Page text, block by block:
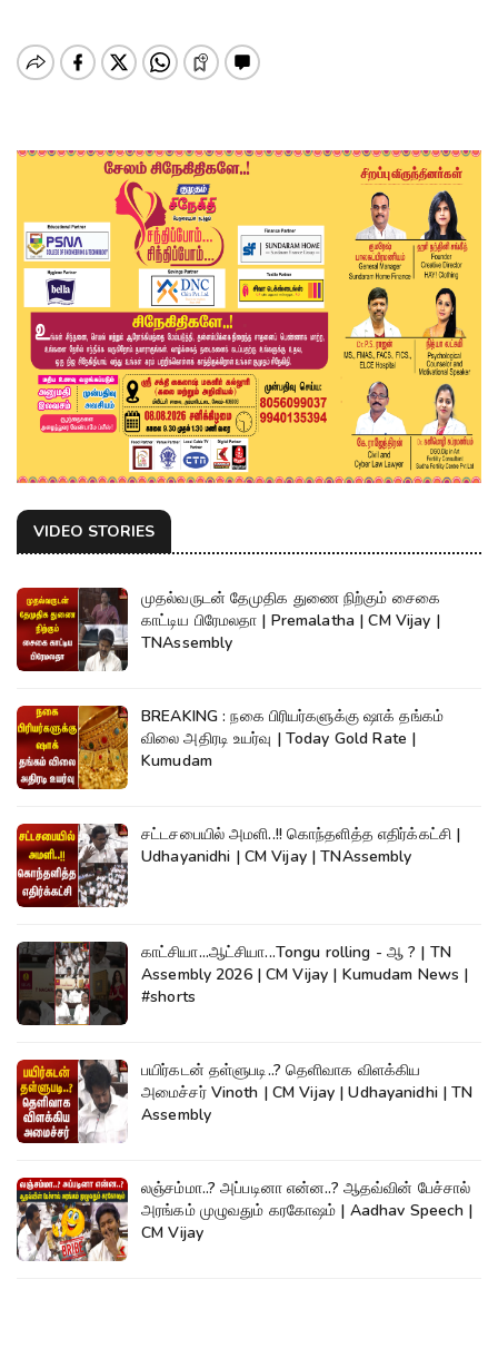
VIDEO STORIES
முதல்வருடன் தேமுதிக துணை நிற்கும் சைகை
காட்டிய பிரேமலதா | Premalatha | CM Vijay |
TNAssembly
BREAKING : நகை பிரியர்களுக்கு ஷாக் தங்கம்
விலை அதிரடி உயர்வு | Today Gold Rate |
Kumudam
சட்டசபையில் அமளி..!! கொந்தளித்த எதிர்க்கட்சி |
Udhayanidhi | CM Vijay | TNAssembly
காட்சியா...ஆட்சியா...Tongu rolling - ஆ ? | TN
Assembly 2026 | CM Vijay | Kumudam News |
#shorts
பயிர்கடன் தள்ளுபடி..? தெளிவாக விளக்கிய
அமைச்சர் Vinoth | CM Vijay | Udhayanidhi | TN
Assembly
லஞ்சம்மா..? அப்படினா என்ன..? ஆதவ்வின் பேச்சால்
அரங்கம் முழுவதும் கரகோஷம் | Aadhav Speech |
CM Vijay